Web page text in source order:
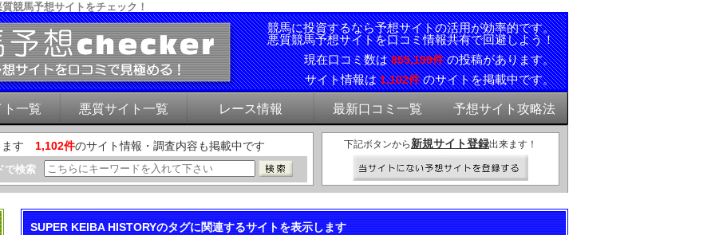
競馬予想サイトをチェック！
競馬に投資するなら予想サイトの活用が効率的です。
悪質競馬予想サイトを口コミ情報共有で回避しよう！
現在口コミ数は855,199件の投稿があります。
サイト情報は1,102件のサイトを掲載中です。
一覧 悪質サイト一覧 レース情報 最新口コミ一覧 予想サイト攻略法
す 1,102件のサイト情報・調査内容も掲載中です
で検索
下記ボタンから 新規サイト登録出来ます！
SUPER KEIBA HISTORYのタグに関連するサイトを表示します